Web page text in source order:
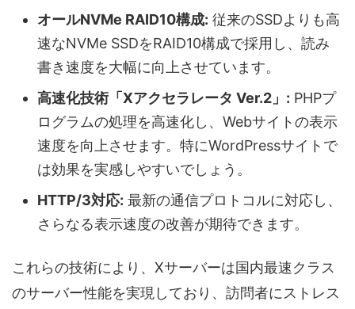
オールNVMe RAID10構成: 従来のSSDよりも高
速なNVMe SSDをRAID10構成で採用し、読み
書き速度を大幅に向上させています。
高速化技術「Xアクセラレータ Ver.2」: PHPプ
ログラムの処理を高速化し、Webサイトの表示
速度を向上させます。特にWordPressサイトで
は効果を実感しやすいでしょう。
HTTP/3対応: 最新の通信プロトコルに対応し、
さらなる表示速度の改善が期待できます。
これらの技術により、Xサーバーは国内最速クラス
のサーバー性能を実現しており、訪問者にストレス